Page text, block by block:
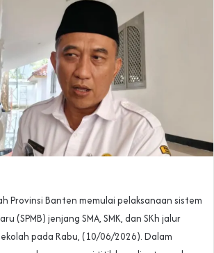
Provinsi Banten memulai pelaksanaan sistem
(SPMB) jenjang SMA, SMK, dan SKh jalur
pada Rabu, (10/06/2026). Dalam